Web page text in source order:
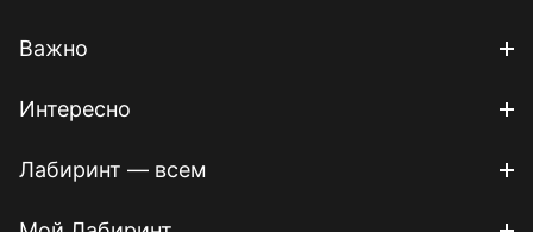
Важно
Интересно
Лабиринт — всем